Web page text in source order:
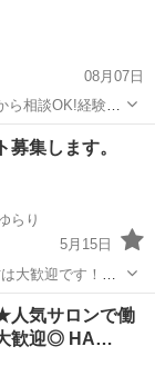
08月07日
ら相談OK!経験を
師・美容師アシ
心の業務となり
募集します。
らり
5月15日
大歓迎です！１
わりません) ※業
気サロンで働
歓迎◎ HA…